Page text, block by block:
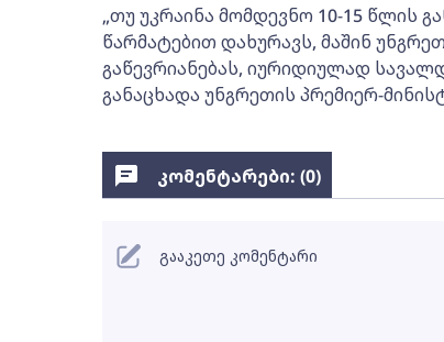
„თუ უკრაინა მომდევნო 10-15 წლის
წარმატებით დახურავს, მაშინ
გაწევრიანებას, იურიდიულად
განაცხადა უნგრეთის პრემიერ-
კომენტარები: (0)
გააკეთე კომენტარი